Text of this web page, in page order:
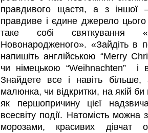
правдивого щастя, а з іншої
правдиве і єдине джерело
таке собі святкування
Новонародженого». «Зайдіть в
напишіть англійською “Merry
чи німецькою “Weihnachten” і
Знайдете все і навіть
малюнка, чи відкритки, на якій
як першопричину цієї
всесвіту події. Натомість
морозами, красивих